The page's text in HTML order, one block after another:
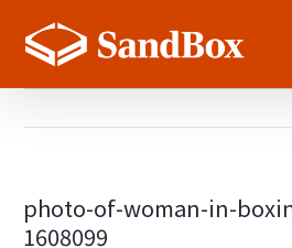
content
photo-of-woman-in-
1608099